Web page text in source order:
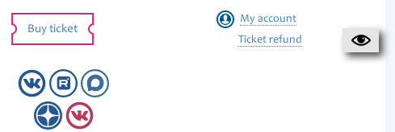
Buy ticket
My account
Ticket refund